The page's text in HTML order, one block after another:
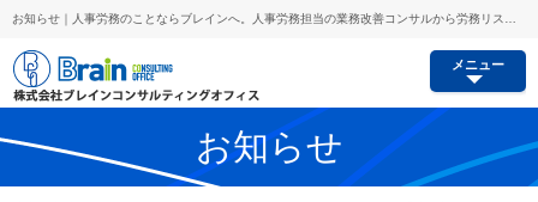
メニュー
お知らせ